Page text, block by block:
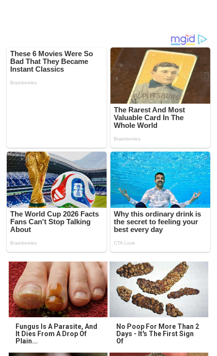
Fungus Is A Parasite, And
It Dies From A Drop Of
Plain...
No Poop For More Than 2
Days - It's The First Sign
Of